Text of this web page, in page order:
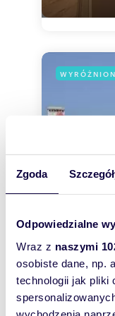
Zgoda
Odpowiedzialne
Wraz z naszymi
osobiste dane, np.
technologii jak pliki